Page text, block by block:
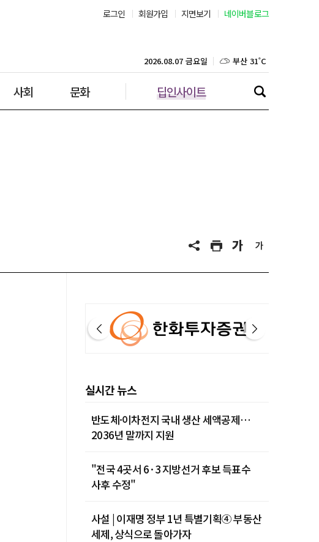
로그인 회원가입 지면보기 네이버블로그
사회 문화 딥인사이트
2026.08.07 금요일 대구 37˚C
인천 30˚C
제주 30˚C
실시간 뉴스
반도체·이차전지 국내 생산 세액공제…
2036년 말까지 지원
"전국 4곳서 6·3 지방선거 후보 득표수
사후 수정"
사설 | 이재명 정부 1년 특별기획④ 부동산
세제, 상식으로 돌아가자